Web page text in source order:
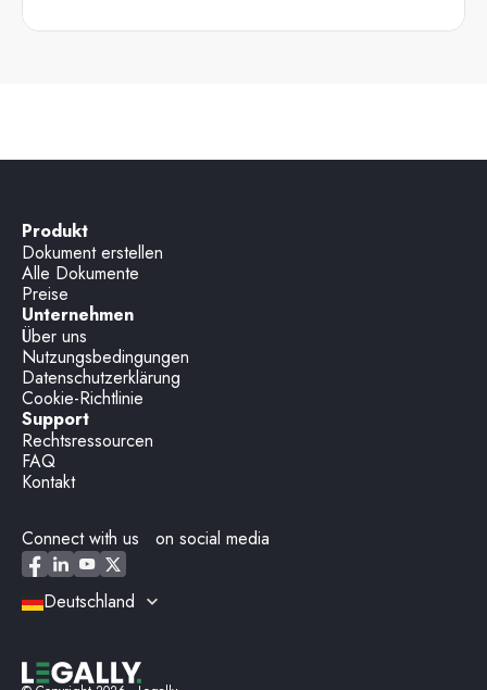
Produkt
Dokument erstellen
Alle Dokumente
Preise
Unternehmen
Über uns
Nutzungsbedingungen
Datenschutzerklärung
Cookie-Richtlinie
Support
Rechtsressourcen
FAQ
Kontakt
Connect with us on social media
Deutschland